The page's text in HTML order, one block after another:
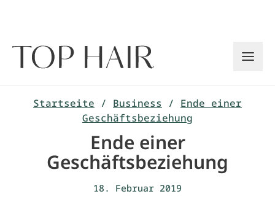
Startseite / Business / Ende einer
Geschäftsbeziehung
Ende einer
Geschäftsbeziehung
18. Februar 2019